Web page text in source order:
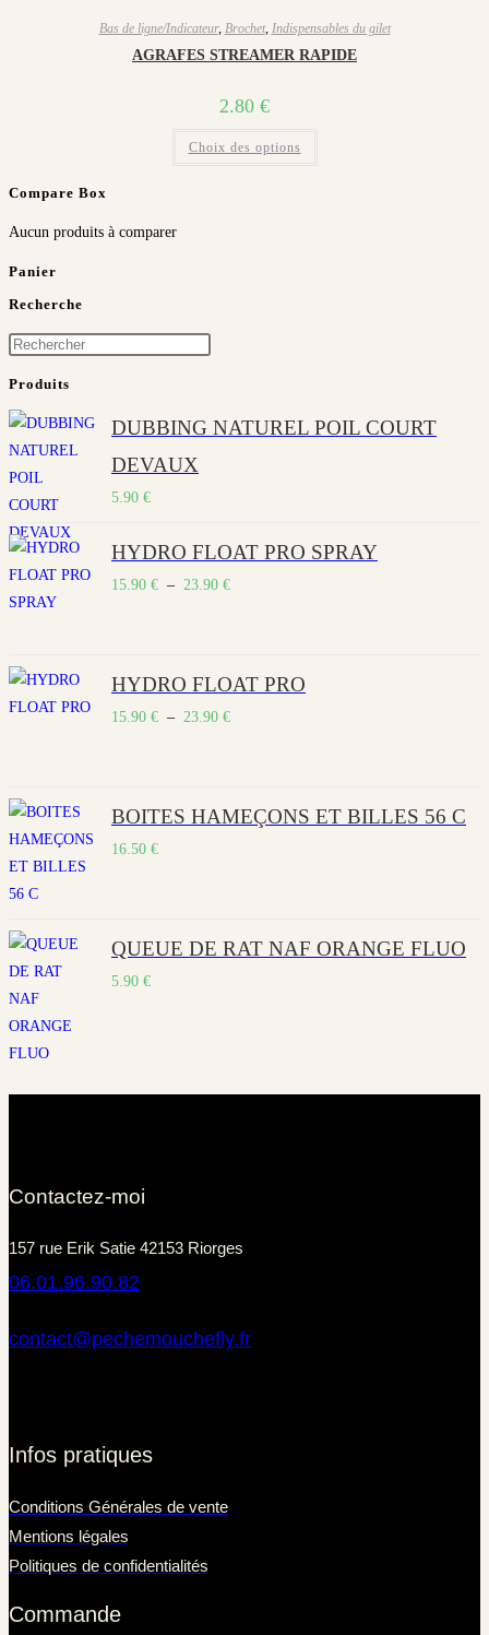
Bas de ligne/Indicateur, Brochet, Indispensables du gilet
AGRAFES STREAMER RAPIDE
2.80 €
Choix des options
Compare Box
Aucun produits à comparer
Panier
Recherche
close
Produits
DUBBING NATUREL POIL COURT
DEVAUX
5.90 €
HYDRO FLOAT PRO SPRAY
15.90 € – 23.90 €Plage
à
23.90 €
HYDRO FLOAT PRO
15.90 € – 23.90 €Plage
à
BOITES HAMEÇONS ET BILLES 56 C
16.50 €
QUEUE DE RAT NAF ORANGE FLUO
5.90 €
Contactez-moi
157 rue Erik Satie 42153 Riorges
06.01.96.90.82
contact@pechemouchefly.fr
Infos pratiques
Conditions Générales de vente
Mentions légales
Politiques de confidentialités
Commande